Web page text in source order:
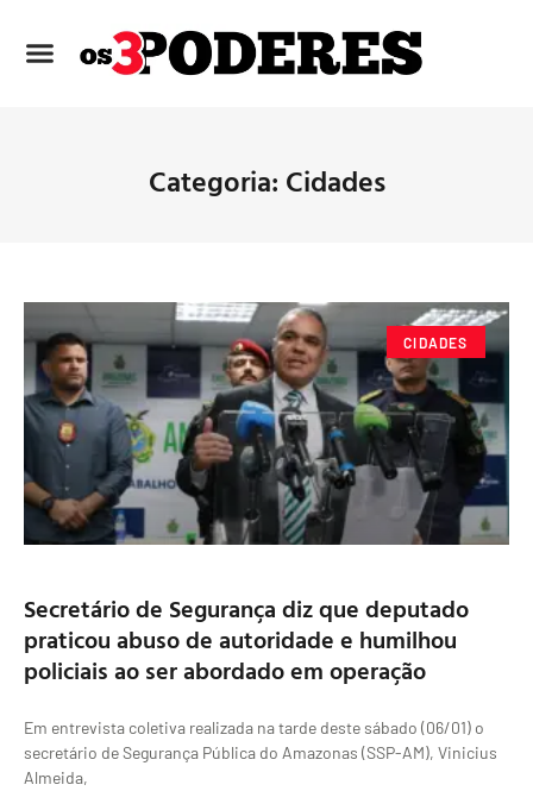
Categoria: Cidades
CIDADES
Secretário de Segurança diz que deputado
praticou abuso de autoridade e humilhou
policiais ao ser abordado em operação
Em entrevista coletiva realizada na tarde deste sábado (06/01) o
secretário de Segurança Pública do Amazonas (SSP-AM), Vinicius
Almeida,